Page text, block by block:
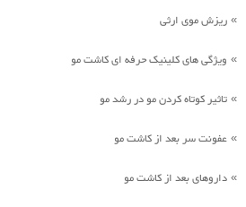
» ریزش موی ارثی
» ویژگی های کلینیک حرفه ای کاشت مو
» تاثیر کوتاه کردن مو در رشد مو
» عفونت سر بعد از کاشت مو
» داروهای بعد از کاشت مو